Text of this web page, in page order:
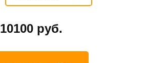
10100 руб.